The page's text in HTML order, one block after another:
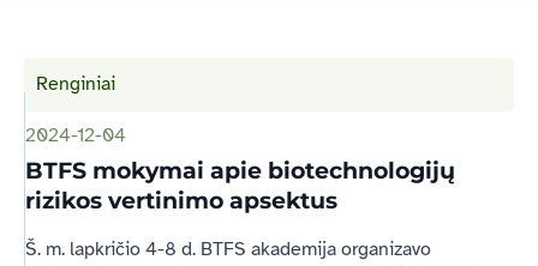
Renginiai
2024-12-04
BTFS mokymai apie biotechnologijų
rizikos vertinimo apsektus
Š. m. lapkričio 4-8 d. BTFS akademija organizavo